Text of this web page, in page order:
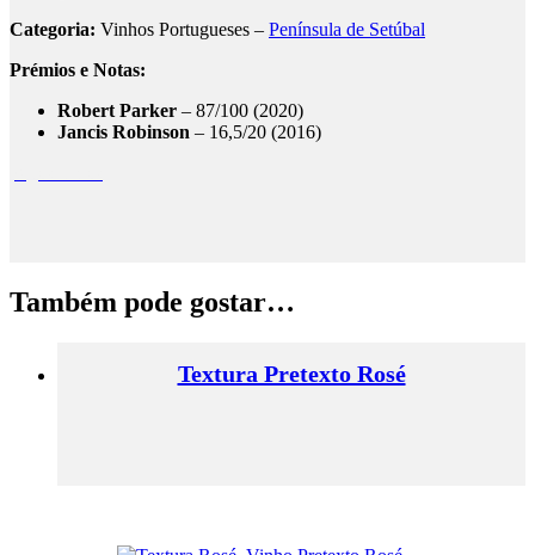
Categoria: Vinhos Portugueses – Península de Setúbal
Prémios e Notas:
Robert Parker – 87/100 (2020)
Jancis Robinson – 16,5/20 (2016)
Também pode gostar…
Textura Pretexto Rosé